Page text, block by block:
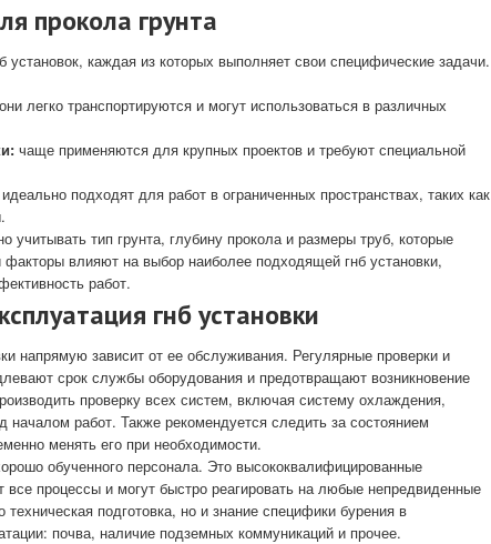
прокола грунта
каждая из которых выполняет свои специфические задачи.
они легко транспортируются и могут использоваться в различных
чаще применяются для крупных проектов и требуют специальной
идеально подходят для работ в ограниченных пространствах, таких как
учитывать тип грунта, глубину прокола и размеры труб, которые
влияют на выбор наиболее подходящей гнб установки,
работ.
гнб установки
напрямую зависит от ее обслуживания. Регулярные проверки и
срок службы оборудования и предотвращают возникновение
проверку всех систем, включая систему охлаждения,
началом работ. Также рекомендуется следить за состоянием
менять его при необходимости.
обученного персонала. Это высококвалифицированные
процессы и могут быстро реагировать на любые непредвиденные
подготовка, но и знание специфики бурения в
почва, наличие подземных коммуникаций и прочее.